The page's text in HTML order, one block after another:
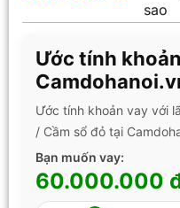
sao
Ước tính
Ước tính khoản vay với
/ Cầm sổ đỏ tại
Bạn muốn vay:
60.000.000